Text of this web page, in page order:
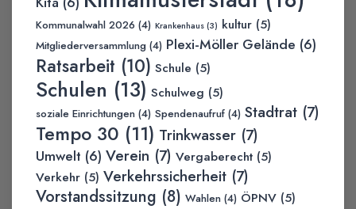
Kommunalwahl 2026 (4) Krankenhaus (3) kultur (5)
Mitgliederversammlung (4) Plexi-Möller Gelände (6)
Ratsarbeit (10) Schule (5)
Schulen (13) Schulweg (5)
soziale Einrichtungen (4) Spendenaufruf (4) Stadtrat (7)
Tempo 30 (11) Trinkwasser (7)
Umwelt (6) Verein (7) Vergaberecht (5)
Verkehr (5) Verkehrssicherheit (7)
Vorstandssitzung (8) Wahlen (4) ÖPNV (5)